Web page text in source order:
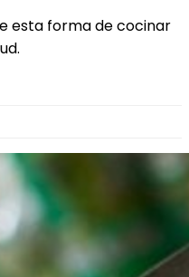
esta forma de cocinar